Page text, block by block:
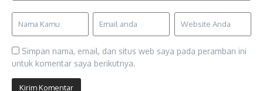
Simpan nama, email, dan situs web saya pada peramban ini
untuk komentar saya berikutnya.